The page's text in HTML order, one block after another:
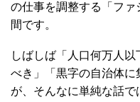
の仕事を調整する「ファ
間です。
しばしば「人口何万人
べき」「黒字の自治体
が、そんなに単純な話